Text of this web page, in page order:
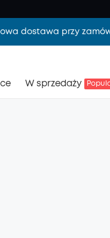
dostawa przy
W sprzedaży